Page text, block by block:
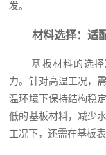
发。
材料选择：适
基板材料的选
力。针对高温工况，
温环境下保持结构稳
低的基板材料，减少
工况下，还需在基板